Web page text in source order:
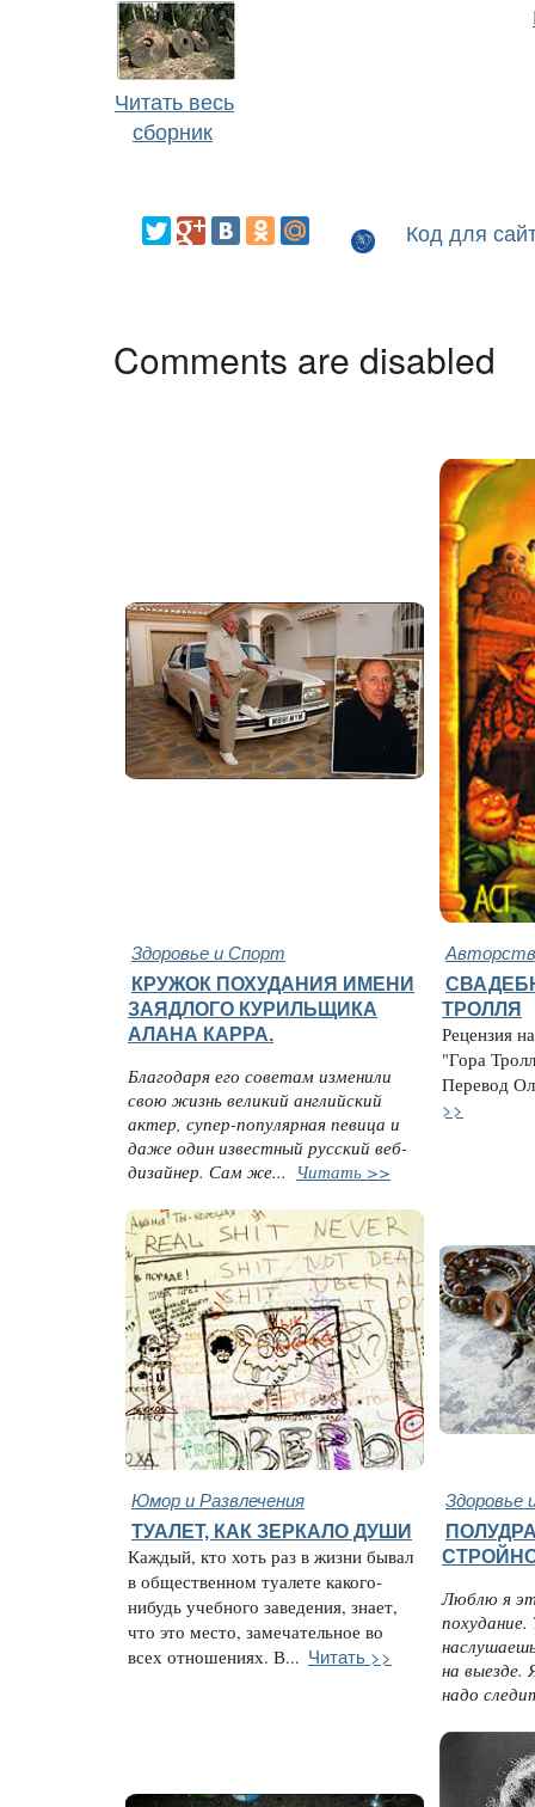
Читать весь
сборник
Код для
Comments are disabled
Здоровье и Спорт
КРУЖОК ПОХУДАНИЯ ИМЕНИ
ЗАЯДЛОГО КУРИЛЬЩИКА
АЛАНА КАРРА.
Благодаря его советам изменили
свою жизнь великий английский
актер, супер-популярная певица и
даже один известный русский веб-
дизайнер. Сам же... Читать >>
ТРОЛЛЯ
Рецензия
"Гора
Перевод
>>
Юмор и Развлечения Здоровье
ТУАЛЕТ, КАК ЗЕРКАЛО ДУШИ
Каждый, кто хоть раз в жизни бывал
в общественном туалете какого-
нибудь учебного заведения, знает,
что это место, замечательное во
всех отношениях. В... Читать >>
Люблю я
похудание.
на выезде.
надо